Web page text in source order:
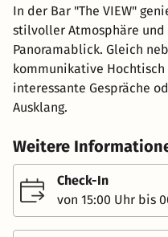
In der Bar "The VIEW"
stilvoller Atmosphäre
Panoramablick. Gleich
kommunikative
interessante Gespräche
Ausklang.
Weitere
Check-In
von 15:00 Uhr bis